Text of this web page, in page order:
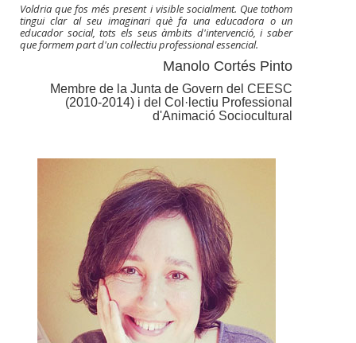
Voldria que fos més present i visible socialment. Que tothom
tingui clar al seu imaginari què fa una educadora o un
educador social, tots els seus àmbits d'intervenció, i saber
que formem part d'un col·lectiu professional essencial.
Manolo Cortés Pinto
Membre de la Junta de Govern del CEESC
(2010-2014) i del Col·lectiu Professional
d'Animació Sociocultural